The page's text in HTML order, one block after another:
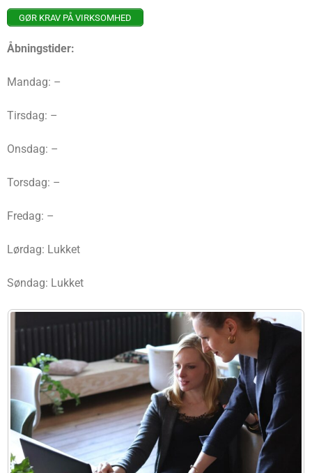
GØR KRAV PÅ VIRKSOMHED
Åbningstider:
Mandag: –
Tirsdag: –
Onsdag: –
Torsdag: –
Fredag: –
Lørdag: Lukket
Søndag: Lukket